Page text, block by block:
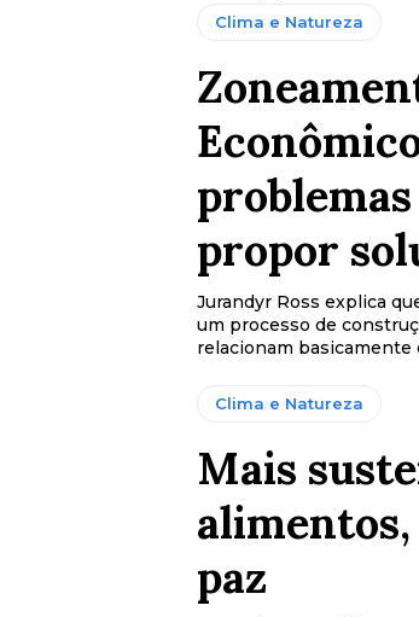
Clima e Natureza
propor
Jurandyr Ross explica
um processo de
relacionam basicamente
Clima e Natureza
Mais
paz